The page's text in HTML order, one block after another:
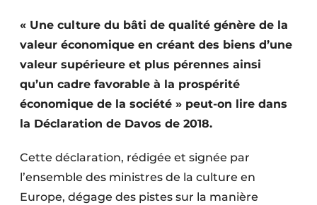
Video’s
Construction bois
Éclairage
« Une culture du bâti de qualité génère de la
valeur économique en créant des biens d’une
valeur supérieure et plus pérennes ainsi
qu’un cadre favorable à la prospérité
économique de la société » peut-on lire dans
la Déclaration de Davos de 2018.
Cette déclaration, rédigée et signée par
l’ensemble des ministres de la culture en
Europe, dégage des pistes sur la manière